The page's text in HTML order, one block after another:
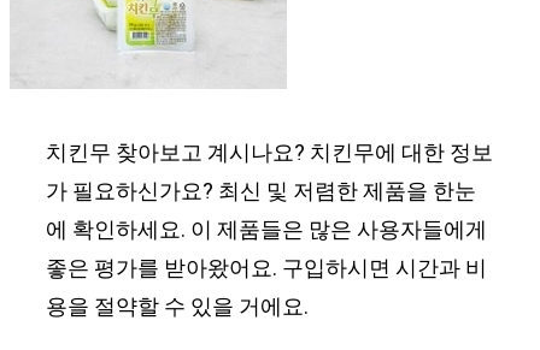
치킨무 찾아보고 계시나요? 치킨무에 대한 정보
가 필요하신가요? 최신 및 저렴한 제품을 한눈
에 확인하세요. 이 제품들은 많은 사용자들에게
좋은 평가를 받아왔어요. 구입하시면 시간과 비
용을 절약할 수 있을 거에요.